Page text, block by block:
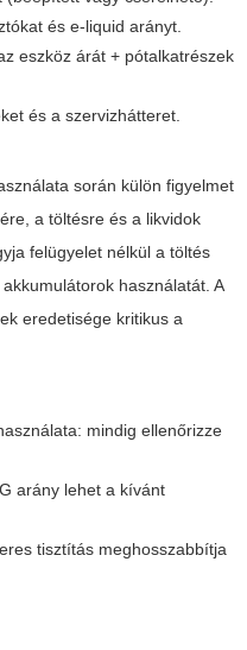
és e-liquid arányt.
eszköz árát + pótalkatrészek
és a szervizhátteret.
során külön figyelmet
a töltésre és a likvidok
felügyelet nélkül a töltés
használatát. A
eredetisége kritikus a
mindig ellenőrizze
arány lehet a kívánt
tisztítás meghosszabbítja